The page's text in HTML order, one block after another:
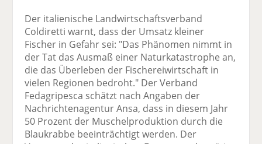
Der italienische Landwirtschaftsverband
Coldiretti warnt, dass der Umsatz kleiner
Fischer in Gefahr sei: "Das Phänomen nimmt in
der Tat das Ausmaß einer Naturkatastrophe an,
die das Überleben der Fischereiwirtschaft in
vielen Regionen bedroht." Der Verband
Fedagripesca schätzt nach Angaben der
Nachrichtenagentur Ansa, dass in diesem Jahr
50 Prozent der Muschelproduktion durch die
Blaukrabbe beeinträchtigt werden. Der